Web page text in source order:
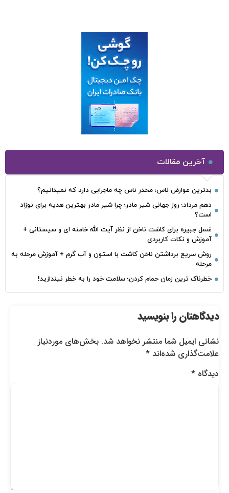
آخرین مقالات
بدترین عوارض ناس؛ مخدر ناس چه ماجرایی دارد که نمیدانیم؟
دهم مرداد؛ روز جهانی شیر مادر؛ چرا شیر مادر بهترین هدیه برای نوزاد
است؟
غسل جبیره برای کاشت ناخن از نظر آیت الله خامنه ای و سیستانی +
آموزش و نکات کاربردی
روش سریع برداشتن ناخن کاشت با استون و آب گرم + آموزش مرحله به
مرحله
خطرناک‌ ترین زمان‌ حمام کردن؛ سلامت خود را به خطر نیندازید!
دیدگاهتان را بنویسید
نشانی ایمیل شما منتشر نخواهد شد. بخش‌های موردنیاز
علامت‌گذاری شده‌اند*
دیدگاه*